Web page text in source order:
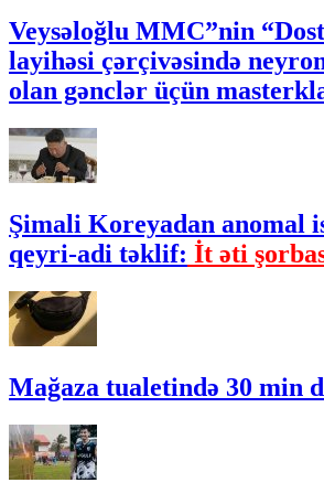
Veysəloğlu MMC”nin
layihəsi çərçivəsində
olan gənclər üçün
Şimali Koreyadan anomal
qeyri-adi təklif: İt əti
Mağaza tualetində 30 min